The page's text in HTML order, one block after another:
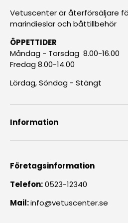
Vetuscenter är återförsäljare
marindieslar och båttillbehör
ÖPPETTIDER
Måndag - Torsdag 8.00-16.00
Fredag 8.00-14.00
Lördag, Söndag - Stängt
Information
Företagsinformation
Telefon:0523-12340
Mail:info@vetuscenter.se